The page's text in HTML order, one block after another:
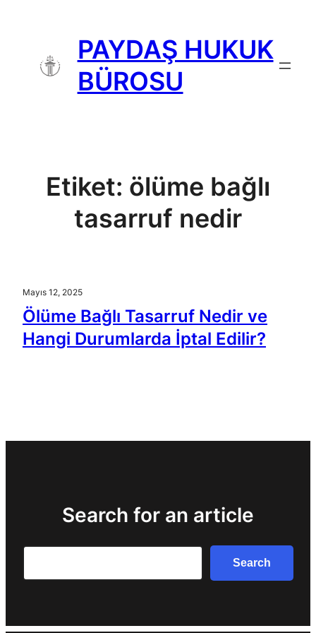
PAYDAŞ HUKUK
BÜROSU
Etiket: ölüme bağlı
tasarruf nedir
Mayıs 12, 2025
Ölüme Bağlı Tasarruf Nedir ve
Hangi Durumlarda İptal Edilir?
Search for an article
Search